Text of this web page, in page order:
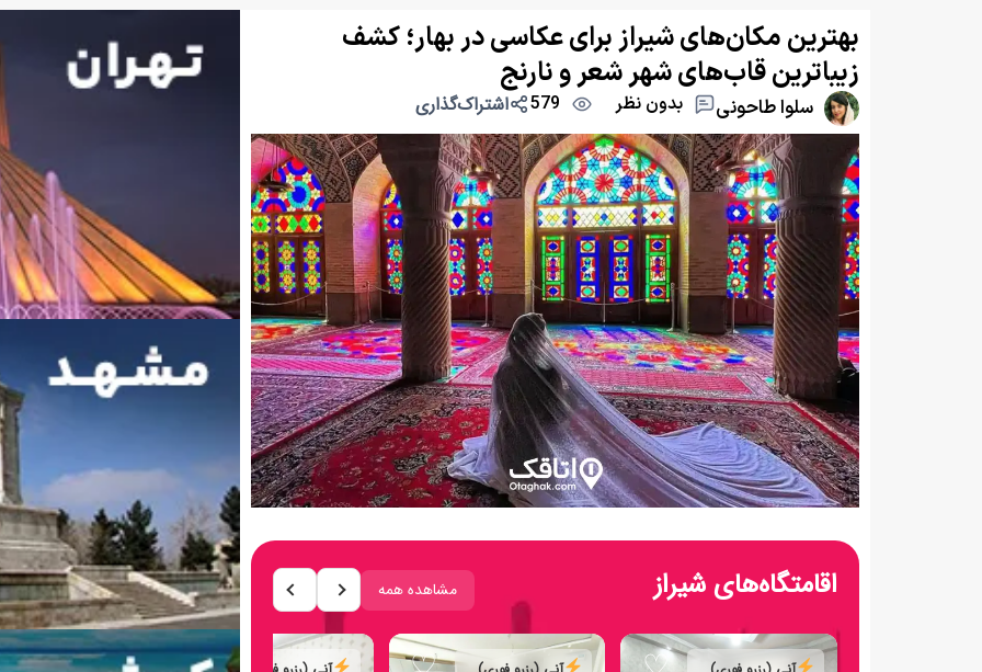
بهترین مکان‌های شیراز برای عکاسی در بهار؛ کشف
زیباترین قاب‌های شهر شعر و نارنج
سلوا طاحونی بدون نظر 579 اشتراک‌گذاری
اقامتگاه‌های شیراز مشاهده همه